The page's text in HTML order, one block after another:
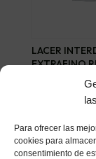
Para ofrecer las
cookies para
consentimiento de
LACER
EXTRAFINO